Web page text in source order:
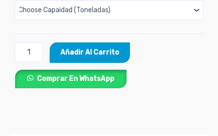
de
Añadir Al Carrito
Comprar En WhatsApp